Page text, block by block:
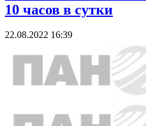
10 часов в сутки
22.08.2022 16:39